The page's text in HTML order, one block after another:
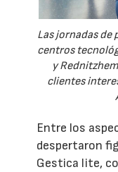
Las jornadas de
centros
y
clientes
Entre los
despertaron
Gestica lite,